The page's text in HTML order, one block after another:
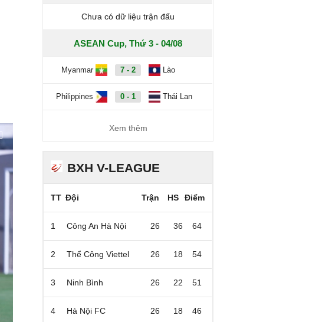
Chưa có dữ liệu trận đấu
ASEAN Cup, Thứ 3 - 04/08
Myanmar 7 - 2 Lào
Philippines 0 - 1 Thái Lan
Xem thêm
BXH V-LEAGUE
TT Đội Trận HS Điểm
1 Công An Hà Nội 26 36 64
2 Thể Công Viettel 26 18 54
3 Ninh Bình 26 22 51
4 Hà Nội FC 26 18 46